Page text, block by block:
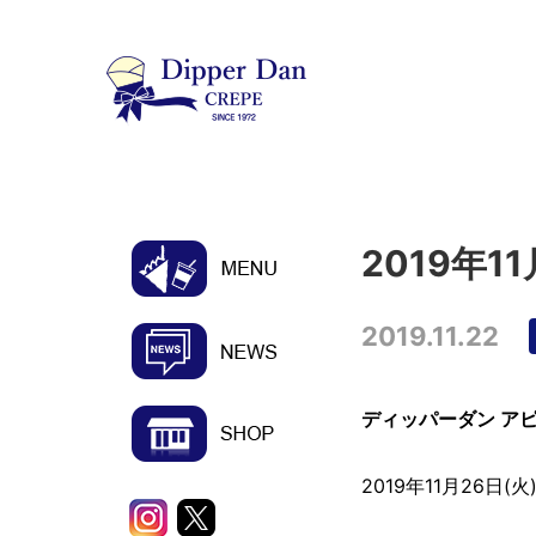
2019年11
2019.11.22
ディッパーダン ア
2019年11月26日(火)